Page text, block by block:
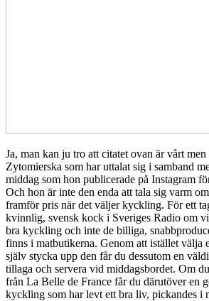
Ja, man kan ju tro att citatet ovan är vårt
Zytomierska som har uttalat sig i samband
middag som hon publicerade på Instagram
Och hon är inte den enda att tala sig varm
framför pris när det väljer kyckling. För ett
kvinnlig, svensk kock i Sveriges Radio om
bra kyckling och inte de billiga,
finns i matbutikerna. Genom att istället välja
själv stycka upp den får du dessutom en
tillaga och servera vid middagsbordet. Om
från La Belle de France får du därutöver en
kyckling som har levt ett bra liv, pickandes i